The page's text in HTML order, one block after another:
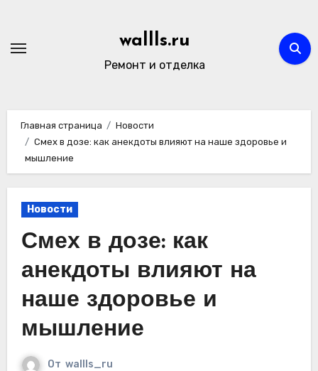
содержимому
wallls.ru
Ремонт и отделка
Главная страница
Новости
Смех в дозе: как анекдоты влияют на наше здоровье и
мышление
Новости
Смех в дозе: как
анекдоты влияют на
наше здоровье и
мышление
От wallls_ru